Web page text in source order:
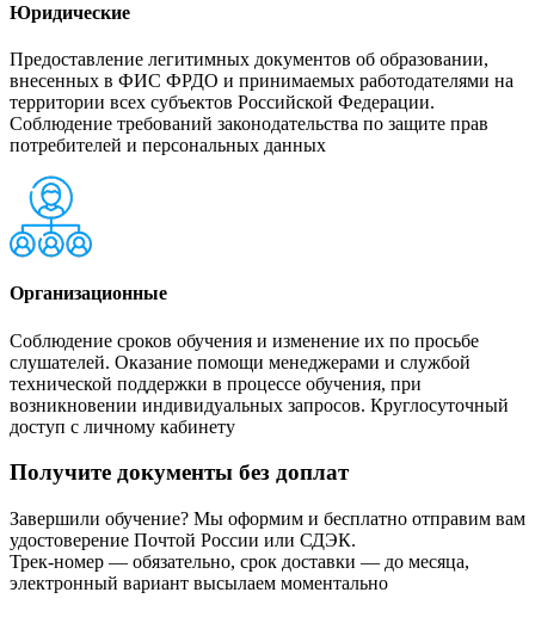
Юридические
Предоставление легитимных документов об образовании,
внесенных в ФИС ФРДО и принимаемых работодателями на
территории всех субъектов Российской Федерации.
Соблюдение требований законодательства по защите прав
потребителей и персональных данных
Организационные
Соблюдение сроков обучения и изменение их по просьбе
слушателей. Оказание помощи менеджерами и службой
технической поддержки в процессе обучения, при
возникновении индивидуальных запросов. Круглосуточный
доступ с личному кабинету
Получите документы без доплат
Завершили обучение? Мы оформим и бесплатно отправим вам
удостоверение Почтой России или СДЭК.
Трек-номер — обязательно, срок доставки — до месяца,
электронный вариант высылаем моментально